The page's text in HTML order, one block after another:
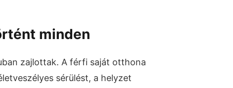
minden
zajlottak. A férfi saját otthona
sérülést, a helyzet